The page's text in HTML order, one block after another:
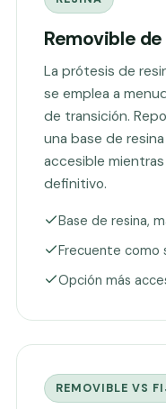
Removible
La prótesis de
se emplea a
de transición.
una base de
accesible
definitivo.
Base de resina,
Frecuente como
Opción más
REMOVIBLE VS